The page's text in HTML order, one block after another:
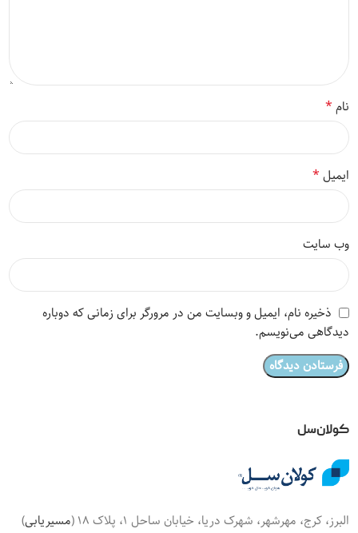
نام*
ایمیل*
وب‌ سایت
ذخیره نام، ایمیل و وبسایت من در مرورگر برای زمانی که دوباره
دیدگاهی می‌نویسم.
کولان‌سل
البرز، کرج، مهرشهر، شهرک دریا، خیابان ساحل 1، پلاک 18 ( مسیریابی)